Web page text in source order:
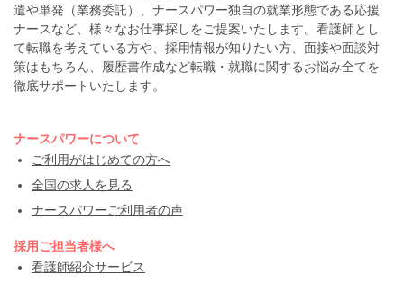
遣や単発（業務委託）、ナースパワー独自の就業形態である応援
ナースなど、様々なお仕事探しをご提案いたします。看護師とし
て転職を考えている方や、採用情報が知りたい方、面接や面談対
策はもちろん、履歴書作成など転職・就職に関するお悩み全てを
徹底サポートいたします。
ナースパワーについて
ご利用がはじめての方へ
全国の求人を見る
ナースパワーご利用者の声
採用ご担当者様へ
看護師紹介サービス